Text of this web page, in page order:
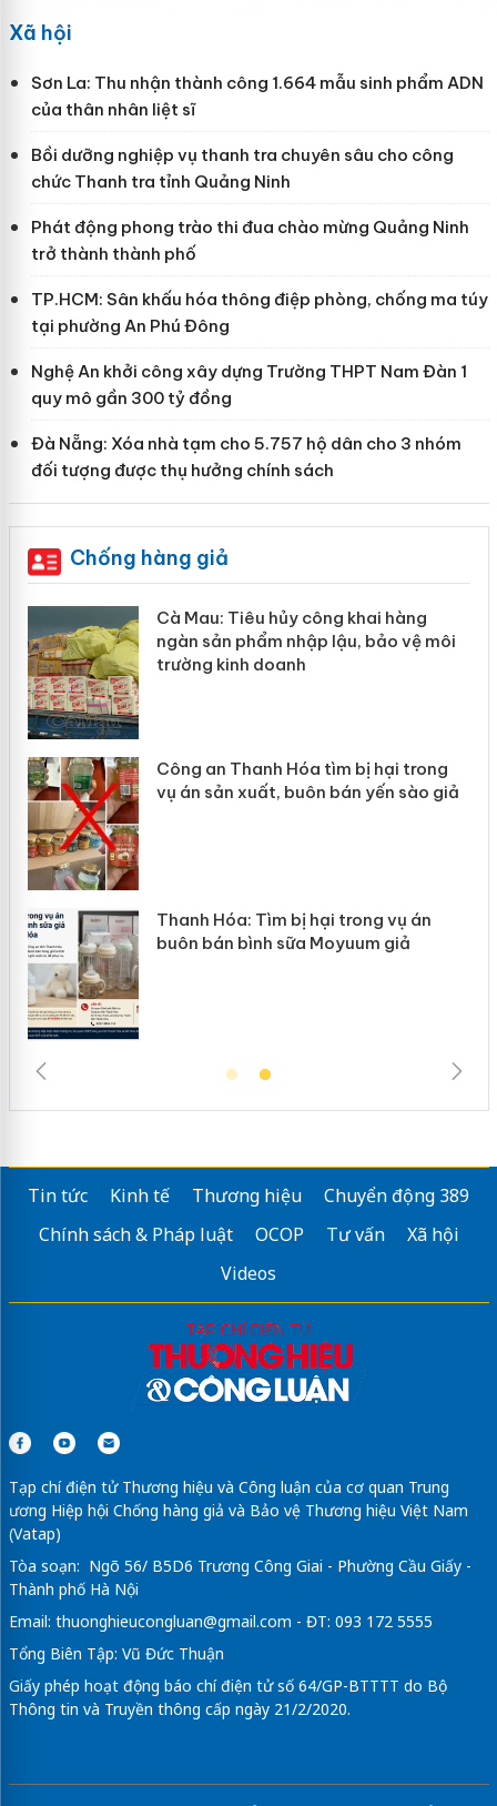
Xã hội
Sơn La: Thu nhận thành công 1.664 mẫu sinh phẩm ADN
của thân nhân liệt sĩ
Bồi dưỡng nghiệp vụ thanh tra chuyên sâu cho công
chức Thanh tra tỉnh Quảng Ninh
Phát động phong trào thi đua chào mừng Quảng Ninh
trở thành thành phố
TP.HCM: Sân khấu hóa thông điệp phòng, chống ma túy
tại phường An Phú Đông
Nghệ An khởi công xây dựng Trường THPT Nam Đàn 1
quy mô gần 300 tỷ đồng
Đà Nẵng: Xóa nhà tạm cho 5.757 hộ dân cho 3 nhóm
đối tượng được thụ hưởng chính sách
Chống hàng giả
Tiêu hủy công khai hàng
sản phẩm nhập lậu, bảo vệ môi
kinh doanh
an Thanh Hóa tìm bị hại trong
sản xuất, buôn bán yến sào giả
Hóa: Tìm bị hại trong vụ án
bán bình sữa Moyuum giả
Khẩn
Slimaura
Lào Cai xử
mại trong
Hưng Yên:
hàng giả
Tin tức Kinh tế Thương hiệu
Chuyển động 389
Chính sách & Pháp luật
OCOP Tư vấn
Xã hội
Videos
Tạp chí điện tử Thương hiệu và Công luận của cơ quan Trung
ương Hiệp hội Chống hàng giả và Bảo vệ Thương hiệu Việt Nam
(Vatap)
Tòa soạn: Ngõ 56/ B5D6 Trương Công Giai - Phường Cầu Giấy -
Thành phố Hà Nội
Email: thuonghieucongluan@gmail.com - ĐT: 093 172 5555
Tổng Biên Tập: Vũ Đức Thuận
Giấy phép hoạt động báo chí điện tử số 64/GP-BTTTT do Bộ
Thông tin và Truyền thông cấp ngày 21/2/2020.